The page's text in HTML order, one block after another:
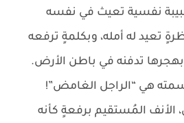
طبيبة نفسية تعيث في نفسه
تعيد له أمله، وبكلمةٍ ترفعه
تدفنه في باطن الأرض.
هي “الراجل الغامض”!
المُستقيم برفعةٍ كأنه